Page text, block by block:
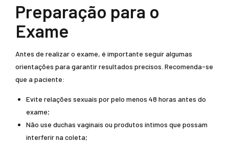
Preparação para o
Exame
Antes de realizar o exame, é importante seguir algumas
orientações para garantir resultados precisos. Recomenda-se
que a paciente:
Evite relações sexuais por pelo menos 48 horas antes do
exame;
Não use duchas vaginais ou produtos íntimos que possam
interferir na coleta;